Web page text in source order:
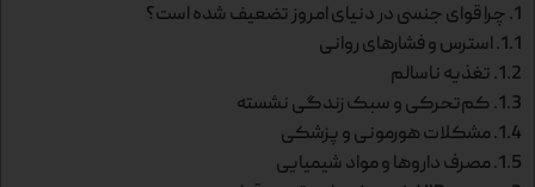
1. چرا قوای جنسی در دنیای امروز تضعیف شده است؟
1.1. استرس و فشارهای روانی
1.2. تغذیه ناسالم
1.3. کم‌تحرکی و سبک زندگی نشسته
1.4. مشکلات هورمونی و پزشکی
1.5. مصرف داروها و مواد شیمیایی